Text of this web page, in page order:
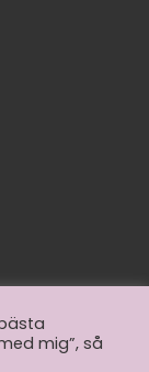
mig”, så